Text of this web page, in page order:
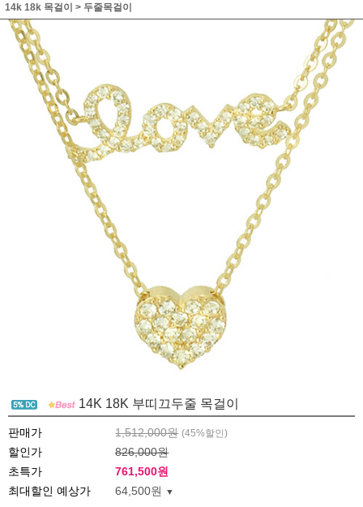
14k 18k 목걸이 > 두줄목걸이
14K 18K 부띠끄두줄 목걸이
판매가 1,512,000원 (45%할인)
할인가
826,000원
초특가
761,500원
최대할인 예상가
64,500원